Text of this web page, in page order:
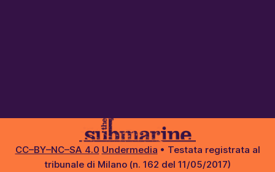
CC–BY–NC–SA 4.0 Undermedia • Testata registrata al
tribunale di Milano (n. 162 del 11/05/2017)